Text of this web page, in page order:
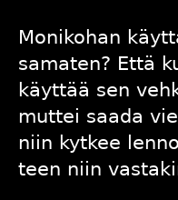
Monikohan
samaten? Että
käyttää sen
muttei saada
niin kytkee
teen niin